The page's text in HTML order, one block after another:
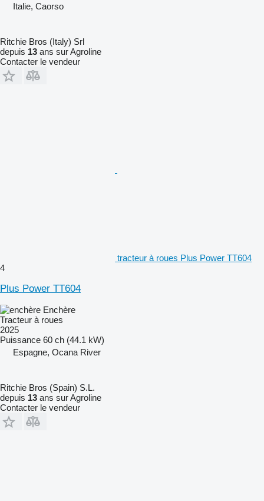
Italie, Caorso
Ritchie Bros (Italy) Srl
depuis 13 ans sur Agroline
Contacter le vendeur
tracteur à roues Plus Power TT604
4
Plus Power TT604
Enchère
Tracteur à roues
2025
Puissance 60 ch (44.1 kW)
Espagne, Ocana River
Ritchie Bros (Spain) S.L.
depuis 13 ans sur Agroline
Contacter le vendeur